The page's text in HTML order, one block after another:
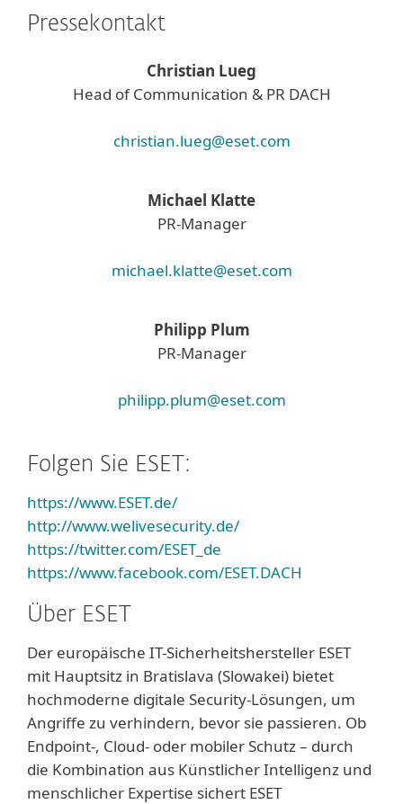
Pressekontakt
Christian Lueg
Head of Communication & PR DACH
christian.lueg@eset.com
Michael Klatte
PR-Manager
michael.klatte@eset.com
Philipp Plum
PR-Manager
philipp.plum@eset.com
Folgen Sie ESET:
https://www.ESET.de/
http://www.welivesecurity.de/
https://twitter.com/ESET_de
https://www.facebook.com/ESET.DACH
Über ESET
Der europäische IT-Sicherheitshersteller ESET
mit Hauptsitz in Bratislava (Slowakei) bietet
hochmoderne digitale Security-Lösungen, um
Angriffe zu verhindern, bevor sie passieren. Ob
Endpoint-, Cloud- oder mobiler Schutz – durch
die Kombination aus Künstlicher Intelligenz und
menschlicher Expertise sichert ESET